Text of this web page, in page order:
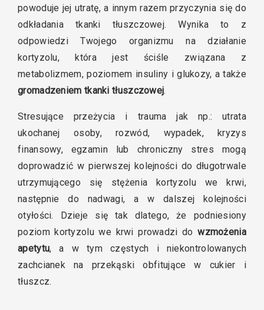
powoduje jej utratę, a innym razem przyczynia się do
odkładania tkanki tłuszczowej. Wynika to z
odpowiedzi Twojego organizmu na działanie
kortyzolu, która jest ściśle związana z
metabolizmem, poziomem insuliny i glukozy, a także
gromadzeniem tkanki tłuszczowej.
Stresujące przeżycia i trauma jak np.: utrata
ukochanej osoby, rozwód, wypadek, kryzys
finansowy, egzamin lub chroniczny stres mogą
doprowadzić w pierwszej kolejności do długotrwale
utrzymującego się stężenia kortyzolu we krwi,
następnie do nadwagi, a w dalszej kolejności
otyłości. Dzieje się tak dlatego, że podniesiony
poziom kortyzolu we krwi prowadzi dowzmożenia
apetytu, a w tym częstych i niekontrolowanych
zachcianek na przekąski obfitujące w cukier i
tłuszcz.